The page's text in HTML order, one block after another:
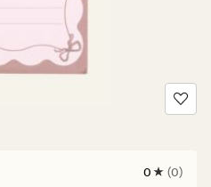
0
0 (0)